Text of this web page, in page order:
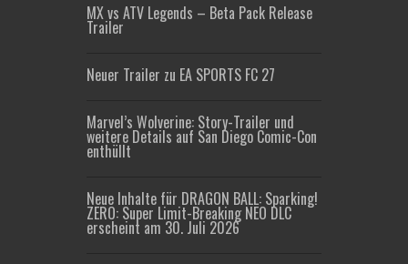
MX vs ATV Legends – Beta Pack Release
Trailer
Neuer Trailer zu EA SPORTS FC 27
Marvel’s Wolverine: Story-Trailer und
weitere Details auf San Diego Comic-Con
enthüllt
Neue Inhalte für DRAGON BALL: Sparking!
ZERO: Super Limit-Breaking NEO DLC
erscheint am 30. Juli 2026